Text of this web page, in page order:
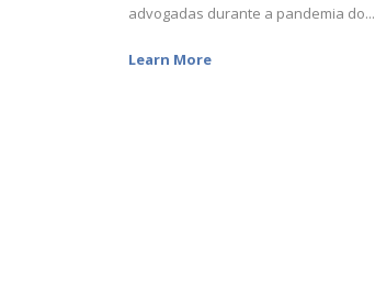
advogadas durante a pandemia do...
Learn More